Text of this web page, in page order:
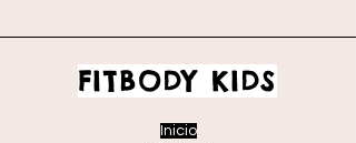
FITBODY KIDS
Inicio